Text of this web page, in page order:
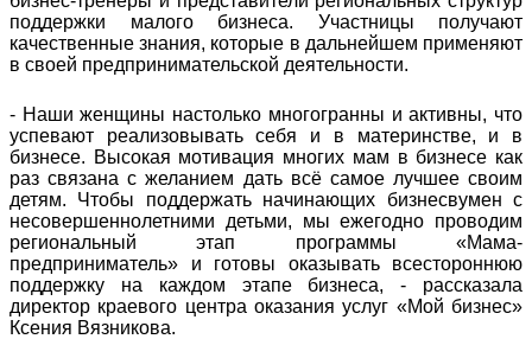
поддержки малого бизнеса. Участницы получают
качественные знания, которые в дальнейшем применяют
в своей предпринимательской деятельности.
- Наши женщины настолько многогранны и активны, что
успевают реализовывать себя и в материнстве, и в
бизнесе. Высокая мотивация многих мам в бизнесе как
раз связана с желанием дать всё самое лучшее своим
детям. Чтобы поддержать начинающих бизнесвумен с
несовершеннолетними детьми, мы ежегодно проводим
региональный этап программы «Мама-
предприниматель» и готовы оказывать всестороннюю
поддержку на каждом этапе бизнеса, - рассказала
директор краевого центра оказания услуг «Мой бизнес»
Ксения Вязникова.